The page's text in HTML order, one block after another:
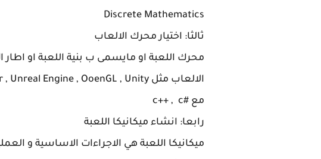
Discrete Mathematics
ثالثا: اختيار محرك الالعاب
محرك اللعبة او مايسمى ب بنية اللعبة او
مع #c++ , c
رابعا: انشاء ميكانيكا اللعبة
ميكانيكا اللعبة هي الاجراءات الاساسية و